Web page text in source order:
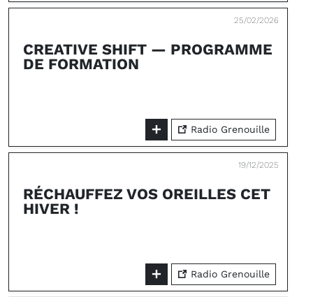
25/02/2026
CREATIVE SHIFT — PROGRAMME
DE FORMATION
Radio Grenouille
19/12/2025
RÉCHAUFFEZ VOS OREILLES CET
HIVER !
Radio Grenouille